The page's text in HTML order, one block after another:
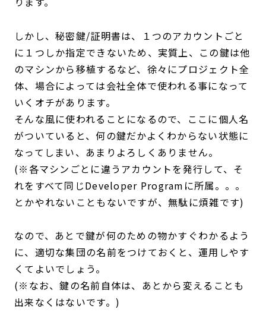
しかし、秘密鍵/証明書は、１つのアカウントごと
に１つしか指定できないため、実質上、この鍵は他
のマシンから移植するなど、徐々にプロジェクト全
体、場合によっては会社全体で使われる事になって
いくオチがあります。
そんな風に使われることになるので、ここに個人名
がついていると、何の鍵だかよくわからない状態に
なってしまい、あまりよろしくありません。
(※各マシンごとに違うアカウントを発行して、そ
れをすべて同じDeveloper Programに所属。。。
とかやれないこともないですが、無駄に煩雑です)
なので、あとで鍵が何のための物かすぐわかるよう
に、適切な集団の名前をつけておくと、運用しやす
くてよいでしょう。
(※なお、鍵の名前自体は、あとから変えることも
出来なくはないです。)